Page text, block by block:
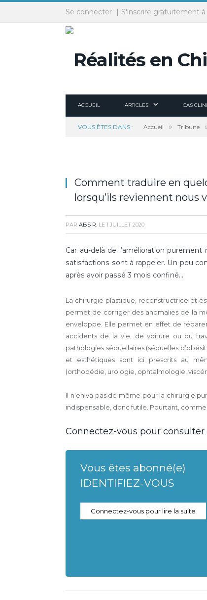
Panneau de gestion des cookies
Se connecter S'inscrire gratuitement
ACCUEIL ARTICLES CAS
VOUS ÊTES DANS : Accueil » Tribune
Comment traduire en
lorsqu’ils reviennent nous
PAR ABS R. LE 1 JUILLET 2020
Car au-delà de l’amélioration
satisfactions sont à rappeler. Un peu
après avoir passé 3 mois confiné…
La chirurgie plastique, reconstructrice et
permet de corriger des anomalies de la
enveloppe. Elle permet en effet de
accidents de la vie, de voiture ou du
pathologies séquellaires (séquelles
et esthétiques sont ici prescrits au
(orthopédie, urologie, ophtalmologie,
Il n’en va pas de même pour la chirurgie
indispensable, donc futile. Pourtant,
Connectez-vous pour
Vous êtes abonné(e)
IDENTIFIEZ-VOUS
Connectez-vous pour lire la suite